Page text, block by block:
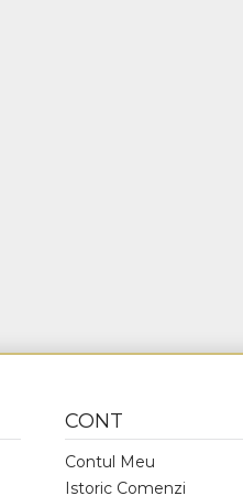
CONT
Contul Meu
Istoric Comenzi